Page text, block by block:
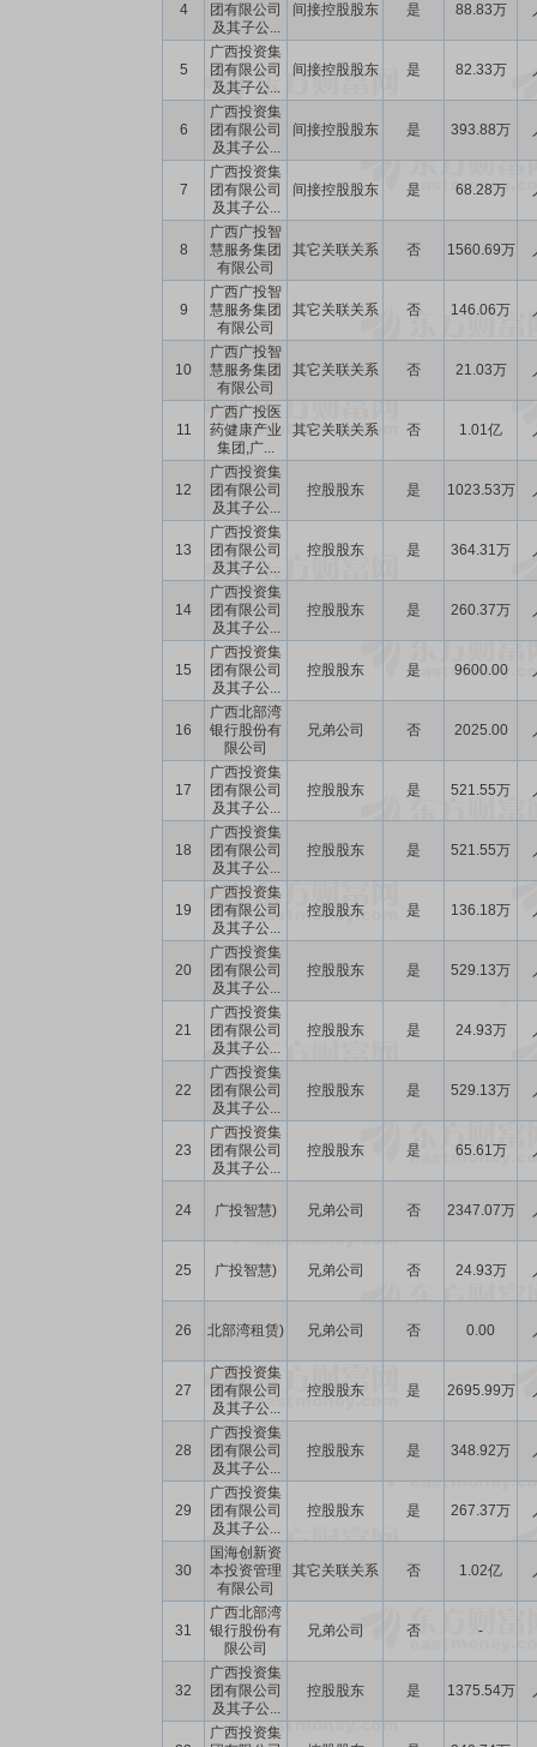
4
团有限公司
及其子公...
间接控股股东 是 88.83万
5
广西投资集
团有限公司
及其子公...
间接控股股东 是 82.33万
6
广西投资集
团有限公司
及其子公...
间接控股股东 是 393.88万
7
广西投资集
团有限公司
及其子公...
间接控股股东 是 68.28万
8
广西广投智
慧服务集团
有限公司
其它关联关系 否 1560.69万
9
广西广投智
慧服务集团
有限公司
其它关联关系 否 146.06万
10
广西广投智
慧服务集团
有限公司
其它关联关系 否 21.03万
11
广西广投医
药健康产业
集团,广...
其它关联关系 否 1.01亿
12
广西投资集
团有限公司
及其子公...
控股股东 是 1023.53万
13
广西投资集
团有限公司
及其子公...
控股股东 是 364.31万
14
广西投资集
团有限公司
及其子公...
控股股东 是 260.37万
15
广西投资集
团有限公司
及其子公...
控股股东 是 9600.00
16
广西北部湾
银行股份有
限公司
兄弟公司 否 2025.00
17
广西投资集
团有限公司
及其子公...
控股股东 是 521.55万
18
广西投资集
团有限公司
及其子公...
控股股东 是 521.55万
19
广西投资集
团有限公司
及其子公...
控股股东 是 136.18万
20
广西投资集
团有限公司
及其子公...
控股股东 是 529.13万
21
广西投资集
团有限公司
及其子公...
控股股东 是 24.93万
22
广西投资集
团有限公司
及其子公...
控股股东 是 529.13万
23
广西投资集
团有限公司
及其子公...
控股股东 是 65.61万
24 广投智慧) 兄弟公司 否 2347.07万
25 广投智慧) 兄弟公司 否 24.93万
26 北部湾租赁) 兄弟公司 否 0.00
27
广西投资集
团有限公司
及其子公...
控股股东 是 2695.99万
28
广西投资集
团有限公司
及其子公...
控股股东 是 348.92万
29
广西投资集
团有限公司
及其子公...
控股股东 是 267.37万
30
国海创新资
本投资管理
有限公司
其它关联关系 否 1.02亿
31
广西北部湾
银行股份有
限公司
兄弟公司 否 -
32
广西投资集
团有限公司
及其子公...
控股股东 是 1375.54万
广西投资集